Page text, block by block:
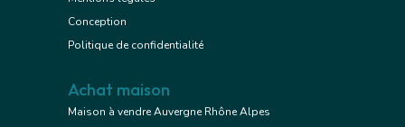
Conception
Politique de confidentialité
Achat maison
Maison à vendre Auvergne Rhône Alpes